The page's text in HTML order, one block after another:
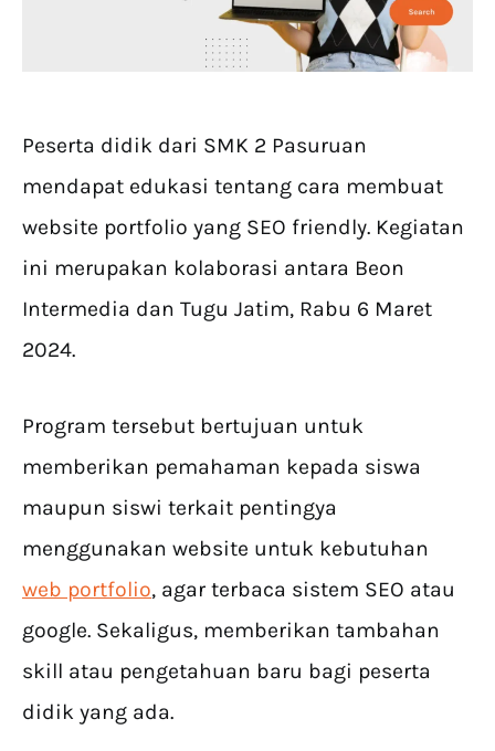
Peserta didik dari SMK 2 Pasuruan
mendapat edukasi tentang cara membuat
website portfolio yang SEO friendly. Kegiatan
ini merupakan kolaborasi antara Beon
Intermedia dan Tugu Jatim, Rabu 6 Maret
2024.
Program tersebut bertujuan untuk
memberikan pemahaman kepada siswa
maupun siswi terkait pentingya
menggunakan website untuk kebutuhan
web portfolio, agar terbaca sistem SEO atau
google. Sekaligus, memberikan tambahan
skill atau pengetahuan baru bagi peserta
didik yang ada.